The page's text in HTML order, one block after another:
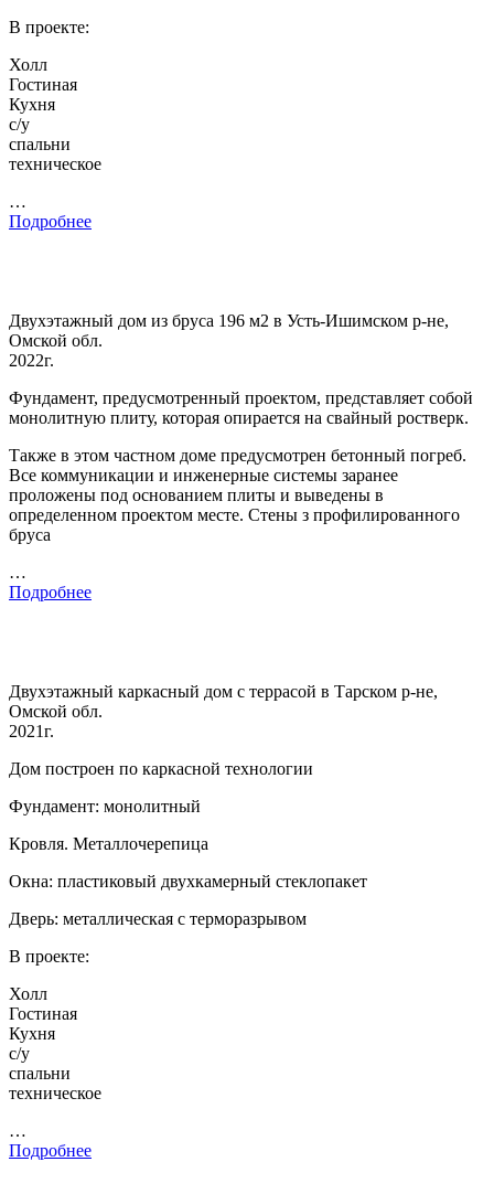
В проекте:
Холл
Гостиная
Кухня
с/у
спальни
техническое
…
Подробнее
Двухэтажный дом из бруса 196 м2 в Усть-Ишимском р-не,
Омской обл.
2022г.
Фундамент, предусмотренный проектом, представляет собой
монолитную плиту, которая опирается на свайный ростверк.
Также в этом частном доме предусмотрен бетонный погреб.
Все коммуникации и инженерные системы заранее
проложены под основанием плиты и выведены в
определенном проектом месте. Стены з профилированного
бруса
…
Подробнее
Двухэтажный каркасный дом с террасой в Тарском р-не,
Омской обл.
2021г.
Дом построен по каркасной технологии
Фундамент: монолитный
Кровля. Металлочерепица
Окна: пластиковый двухкамерный стеклопакет
Дверь: металлическая с терморазрывом
В проекте:
Холл
Гостиная
Кухня
с/у
спальни
техническое
…
Подробнее